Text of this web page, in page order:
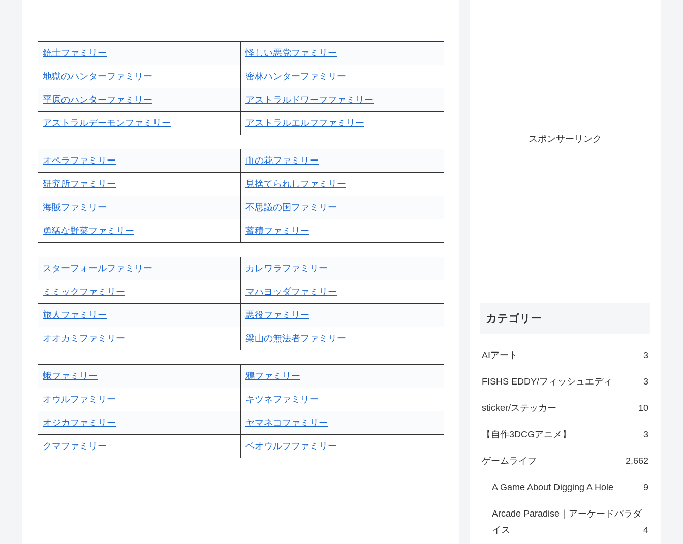
銃士ファミリー 怪しい悪党ファミリー
地獄のハンターファミリー 密林ハンターファミリー
平原のハンターファミリー アストラルドワーフファミリー
アストラルデーモンファミリー アストラルエルフファミリー
オペラファミリー 血の花ファミリー
研究所ファミリー 見捨てられしファミリー
海賊ファミリー 不思議の国ファミリー
勇猛な野菜ファミリー 蓄積ファミリー
スターフォールファミリー カレワラファミリー
ミミックファミリー マハヨッダファミリー
旅人ファミリー 悪役ファミリー
オオカミファミリー 梁山の無法者ファミリー
蛾ファミリー 鴉ファミリー
オウルファミリー キツネファミリー
オジカファミリー ヤマネコファミリー
クマファミリー ベオウルフファミリー
スポンサーリンク
カテゴリー
AIアート 3
FISHS EDDY/フィッシュエディ 3
sticker/ステッカー 10
【自作3DCGアニメ】 3
ゲームライフ 2,662
A Game About Digging A Hole 9
Arcade Paradise｜アーケードパラダ
イス
4